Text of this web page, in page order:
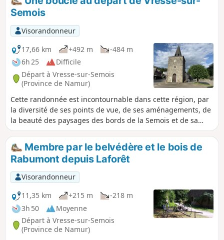
de Membre, de Vresse. Reconstitution du Maquis des
Blaireaux
Semois
Visorandonneur
17,66 km
+492 m
-484 m
6h 25
Difficile
Départ à Vresse-sur-Semois
(Province de Namur)
Cette randonnée est incontournable dans cette région, par
la diversité de ses points de vue, de ses aménagements, de
la beauté des paysages des bords de la Semois et de sa
forêt ardennaise. Traversée de La Semois sur un pont de
claies. Sentier des légendes. Points de vue de Saloru - du
Jambon de Membre - de Vresse - Reconstitution du Maquis
des Blaireaux.
Membre par le belvédère et le bois de
Rabumont depuis Laforêt
Visorandonneur
11,35 km
+215 m
-218 m
3h 50
Moyenne
Départ à Vresse-sur-Semois
(Province de Namur)